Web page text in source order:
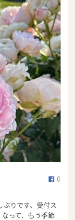
0
りです、受付ス
って、もう季節